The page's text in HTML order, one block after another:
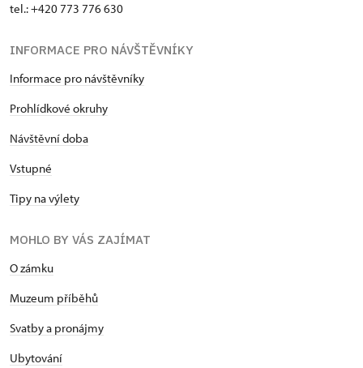
tel.: +420 773 776 630
INFORMACE PRO NÁVŠTĚVNÍKY
Informace pro návštěvníky
Prohlídkové okruhy
Návštěvní doba
Vstupné
Tipy na výlety
MOHLO BY VÁS ZAJÍMAT
O zámku
Muzeum příběhů
Svatby a pronájmy
Ubytování